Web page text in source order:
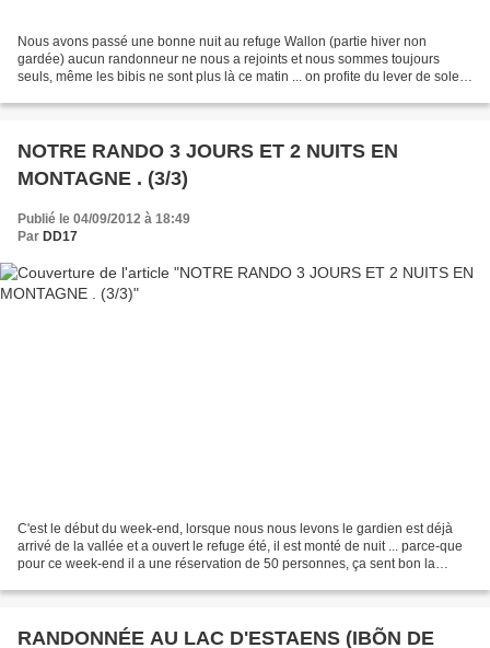
Nous avons passé une bonne nuit au refuge Wallon (partie hiver non
gardée) aucun randonneur ne nous a rejoints et nous sommes toujours
seuls, même les bibis ne sont plus là ce matin ... on profite du lever de soleil
NOTRE RANDO 3 JOURS ET 2 NUITS EN
MONTAGNE . (3/3)
Publié le 04/09/2012 à 18:49
Par DD17
C'est le début du week-end, lorsque nous nous levons le gardien est déjà
arrivé de la vallée et a ouvert le refuge été, il est monté de nuit ... parce-que
pour ce week-end il a une réservation de 50 personnes, ça sent bon la
RANDONNÉE AU LAC D'ESTAENS (IBÕN DE